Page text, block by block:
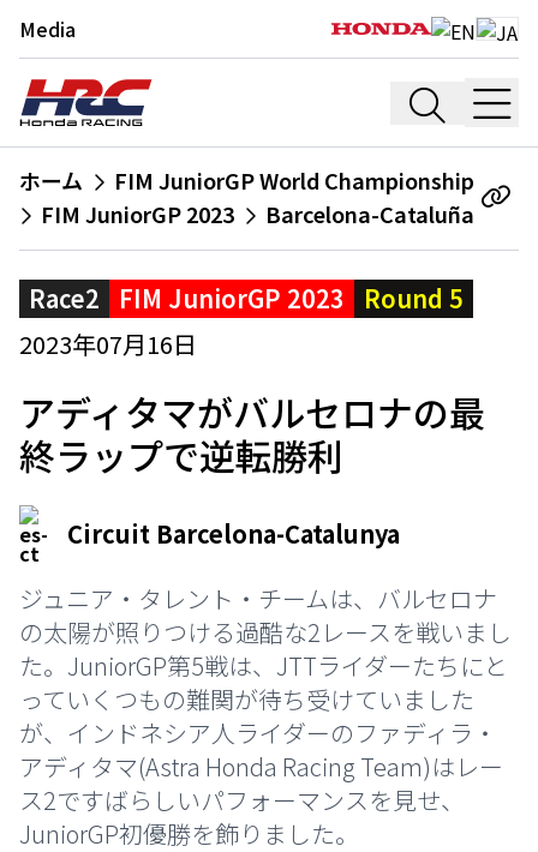
Media
ホーム
FIM JuniorGP World Championship
FIM JuniorGP 2023
Barcelona-Cataluña
Race2 FIM JuniorGP 2023
Round 5
2023年07月16日
アディタマがバルセロナの最
終ラップで逆転勝利
Circuit Barcelona-Catalunya
ジュニア・タレント・チームは、バルセロナ
の太陽が照りつける過酷な2レースを戦いまし
た。JuniorGP第5戦は、JTTライダーたちにと
っていくつもの難関が待ち受けていました
が、インドネシア人ライダーのファディラ・
アディタマ(Astra Honda Racing Team)はレー
ス2ですばらしいパフォーマンスを見せ、
JuniorGP初優勝を飾りました。